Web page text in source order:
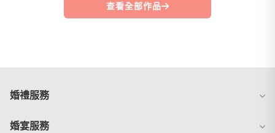
查看全部作品
婚禮服務
婚宴服務